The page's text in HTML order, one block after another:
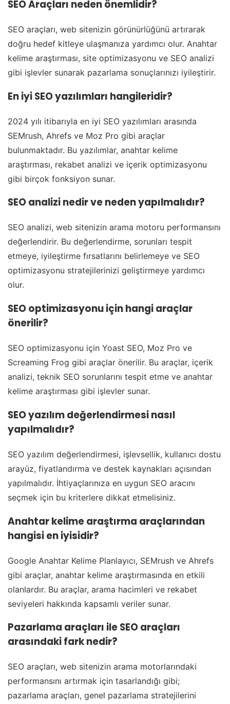
SEO Araçları neden önemlidir?
SEO araçları, web sitenizin görünürlüğünü artırarak
doğru hedef kitleye ulaşmanıza yardımcı olur. Anahtar
kelime araştırması, site optimizasyonu ve SEO analizi
gibi işlevler sunarak pazarlama sonuçlarınızı iyileştirir.
En iyi SEO yazılımları hangileridir?
2024 yılı itibarıyla en iyi SEO yazılımları arasında
SEMrush, Ahrefs ve Moz Pro gibi araçlar
bulunmaktadır. Bu yazılımlar, anahtar kelime
araştırması, rekabet analizi ve içerik optimizasyonu
gibi birçok fonksiyon sunar.
SEO analizi nedir ve neden yapılmalıdır?
SEO analizi, web sitenizin arama motoru performansını
değerlendirir. Bu değerlendirme, sorunları tespit
etmeye, iyileştirme fırsatlarını belirlemeye ve SEO
optimizasyonu stratejilerinizi geliştirmeye yardımcı
olur.
SEO optimizasyonu için hangi araçlar
önerilir?
SEO optimizasyonu için Yoast SEO, Moz Pro ve
Screaming Frog gibi araçlar önerilir. Bu araçlar, içerik
analizi, teknik SEO sorunlarını tespit etme ve anahtar
kelime araştırması gibi işlevler sunar.
SEO yazılım değerlendirmesi nasıl
yapılmalıdır?
SEO yazılım değerlendirmesi, işlevsellik, kullanıcı dostu
arayüz, fiyatlandırma ve destek kaynakları açısından
yapılmalıdır. İhtiyaçlarınıza en uygun SEO aracını
seçmek için bu kriterlere dikkat etmelisiniz.
Anahtar kelime araştırma araçlarından
hangisi en iyisidir?
Google Anahtar Kelime Planlayıcı, SEMrush ve Ahrefs
gibi araçlar, anahtar kelime araştırmasında en etkili
olanlardır. Bu araçlar, arama hacimleri ve rekabet
seviyeleri hakkında kapsamlı veriler sunar.
Pazarlama araçları ile SEO araçları
arasındaki fark nedir?
SEO araçları, web sitenizin arama motorlarındaki
performansını artırmak için tasarlandığı gibi;
pazarlama araçları, genel pazarlama stratejilerini